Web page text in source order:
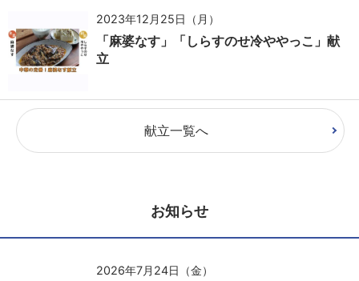
2023年12月25日（月）
「麻婆なす」「しらすのせ冷ややっこ」献
立
献立一覧へ
お知らせ
2026年7月24日（金）